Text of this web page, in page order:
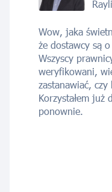
Wow, jaka
że dostawcy są
Wszyscy
weryfikowani,
zastanawiać, czy
Korzystałem już
ponownie.